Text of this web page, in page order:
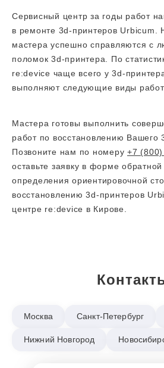
Сервисный центр за годы работ
в ремонте 3d-принтеров Urbicum.
мастера успешно справляются с
поломок 3d-принтера. По
re:device чаще всего у 3d-
выполняют следующие виды
Мастера готовы выполнить
работ по восстановлению Вашего
Позвоните нам по номеру +7
оставьте заявку в форме
определения ориентировочной
восстановлению 3d-принтеров
центре re:device в Кирове.
Москва Санкт-Петербург
Нижний Новгород